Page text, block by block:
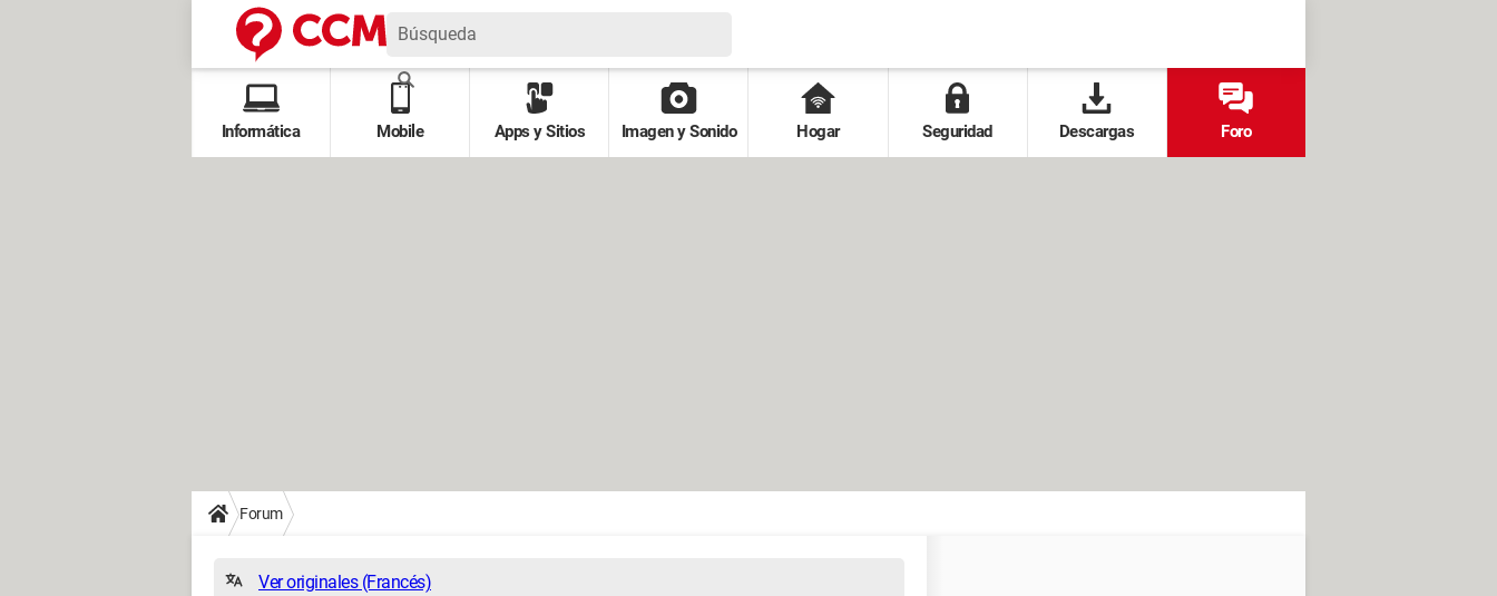
Informática Mobile Apps y Sitios Imagen y Sonido Hogar Seguridad Descargas Foro
Forum
Ver originales (Francés)